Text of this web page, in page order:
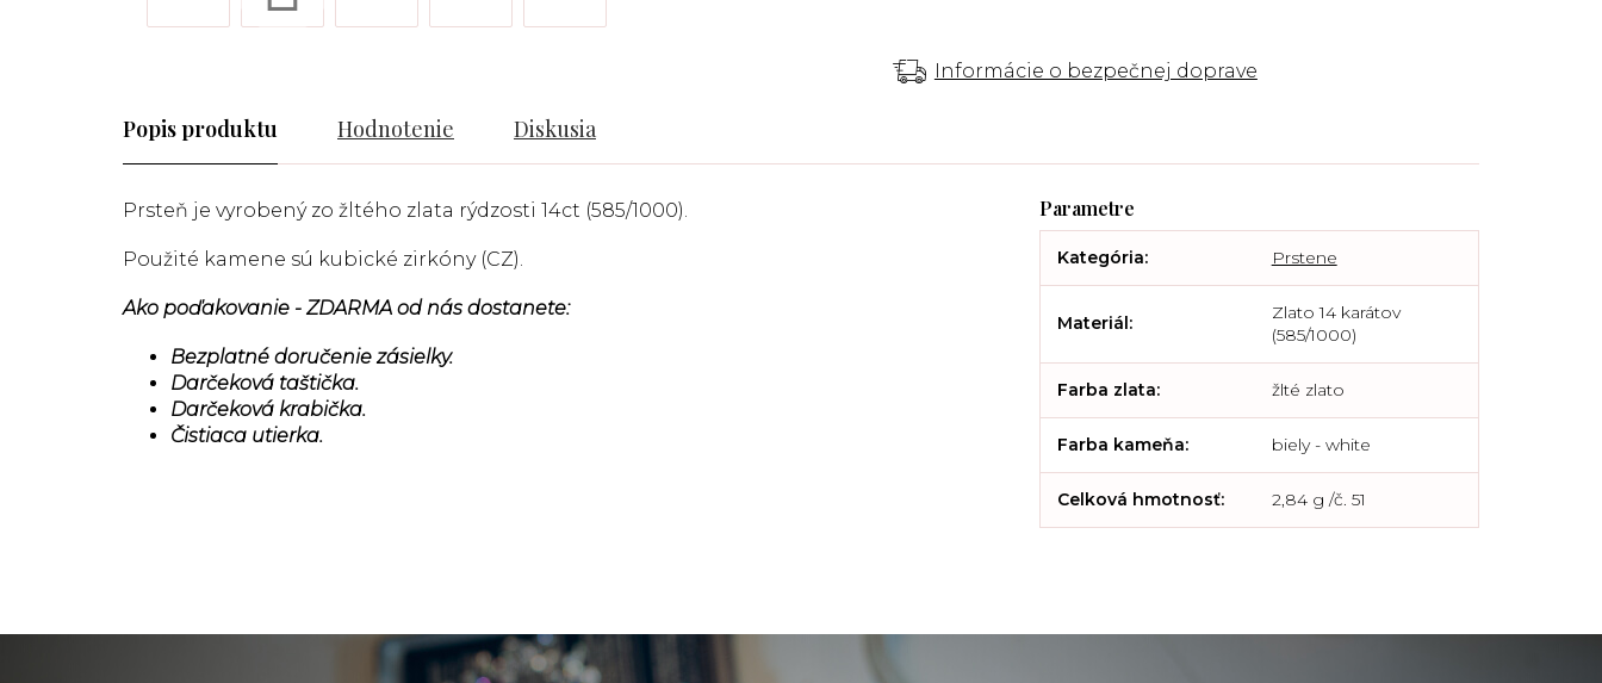
Informácie o bezpečnej doprave
Popis Hodnotenie Diskusia
Prsteň je vyrobený zo žltého zlata rýdzosti 14ct (585/1000).
Použité kamene sú kubické zirkóny (CZ).
Ako poďakovanie - ZDARMA od nás dostanete:
Bezplatné doručenie zásielky.
Darčeková taštička.
Darčeková krabička.
Čistiaca utierka.
Kategória: Prstene
Materiál:
Zlato 14 karátov
(585/1000)
Farba zlata: žlté zlato
Farba kameňa: biely - white
Celková hmotnosť: 2,84 g /č. 51